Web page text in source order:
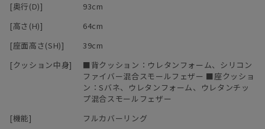
[奥行(D)]
93cm
[高さ(H)]
64cm
[座面高さ(SH)]
39cm
[クッション中身]
■背クッション：ウレタンフォーム、シリコン
ファイバー混合スモールフェザー ■座クッショ
ン：Sバネ、ウレタンフォーム、ウレタンチッ
プ混合スモールフェザー
[機能]
フルカバーリング